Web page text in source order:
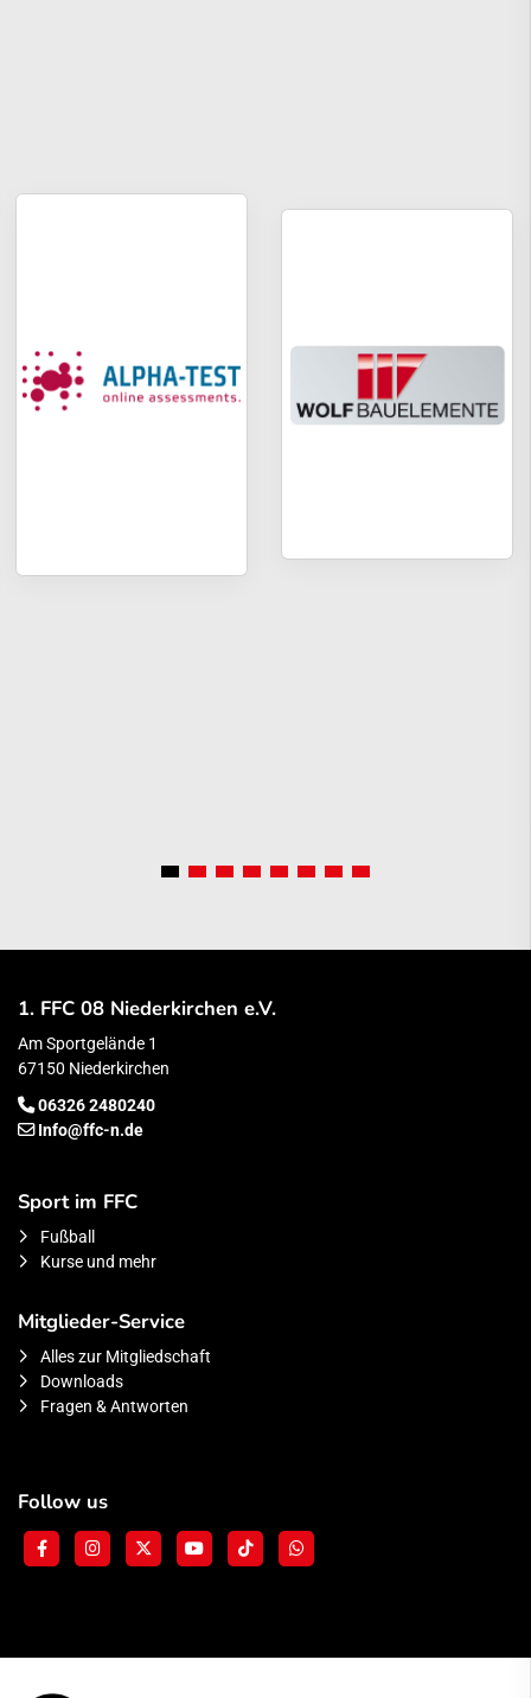
1. FFC 08 Niederkirchen e.V.
Am Sportgelände 1
67150 Niederkirchen
06326 2480240
Info@ffc-n.de
Sport im FFC
Fußball
Kurse und mehr
Mitglieder-Service
Alles zur Mitgliedschaft
Downloads
Fragen & Antworten
Follow us